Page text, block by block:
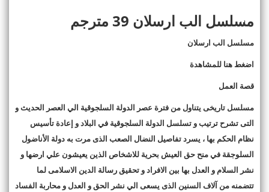
مسلسل الب ارسلان 39 مترجم
مسلسل الب ارسلان
اضغط هنا للمشاهدة
قصة العمل
مسلسل تاريخى يتناول من فترة عصر الدولة السلجوقية الي العصر الحديث و
التى تشرح ترتيب و تسلسل الدولة السلجوقية في البلاد و إعادة تأسيس
نظام الحكم بها ، يسرد تفاصيل النضال الصعب الذى مرت به دولة الأناضول
السلوجقة في منح حق العيش بحرية للاشخاص الذين يعيشون علي ارضها و
نشر السلام و العدل بها بين الافراد و تحقيق رسالة الدين الاسلامى لما
تتضمنه من آلاف السنين الذى يسعى الي نشر الحق و العدل و محاربة الفساد